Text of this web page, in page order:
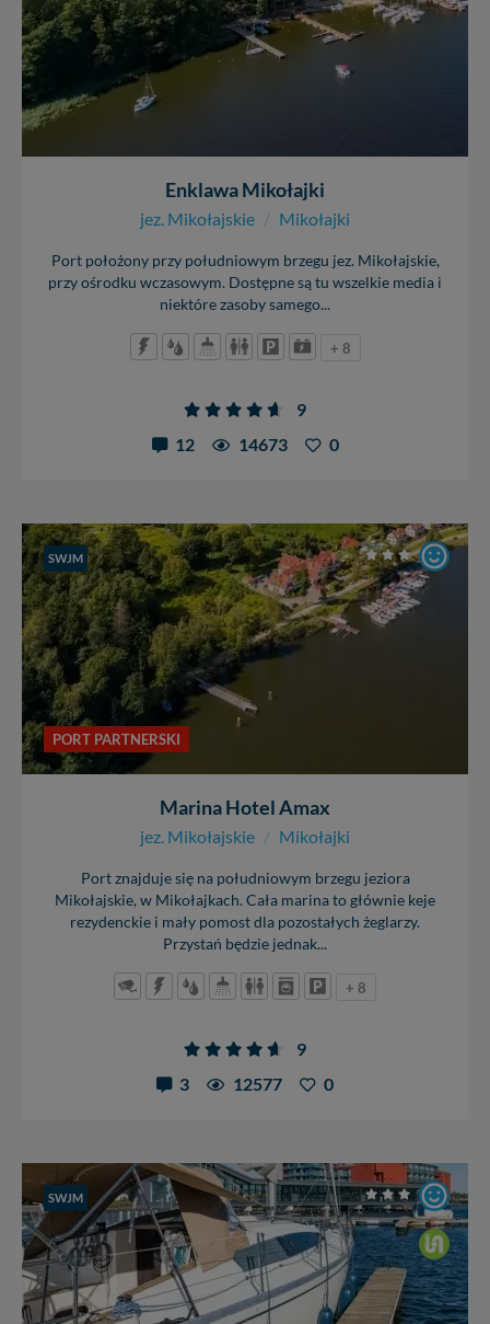
Enklawa Mikołajki
jez. Mikołajskie / Mikołajki
Port położony przy południowym brzegu jez. Mikołajskie,
przy ośrodku wczasowym. Dostępne są tu wszelkie media i
niektóre zasoby samego...
+ 8
9
12
14673 0
SWJM
PORT PARTNERSKI
Marina Hotel Amax
jez. Mikołajskie / Mikołajki
Port znajduje się na południowym brzegu jeziora
Mikołajskie, w Mikołajkach. Cała marina to głównie keje
rezydenckie i mały pomost dla pozostałych żeglarzy.
Przystań będzie jednak...
+ 8
9
3
12577 0
SWJM